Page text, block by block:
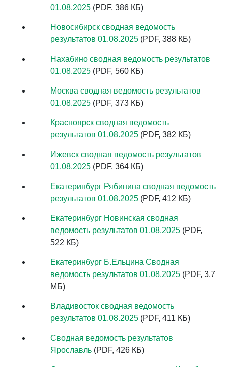
01.08.2025 (PDF, 386 КБ)
Новосибирск сводная ведомость
результатов 01.08.2025 (PDF, 388 КБ)
Нахабино сводная ведомость результатов
01.08.2025 (PDF, 560 КБ)
Москва сводная ведомость результатов
01.08.2025 (PDF, 373 КБ)
Красноярск сводная ведомость
результатов 01.08.2025 (PDF, 382 КБ)
Ижевск сводная ведомость результатов
01.08.2025 (PDF, 364 КБ)
Екатеринбург Рябинина сводная ведомость
результатов 01.08.2025 (PDF, 412 КБ)
Екатеринбург Новинская сводная
ведомость результатов 01.08.2025 (PDF,
522 КБ)
Екатеринбург Б.Ельцина Сводная
ведомость результатов 01.08.2025 (PDF, 3.7
МБ)
Владивосток сводная ведомость
результатов 01.08.2025 (PDF, 411 КБ)
Сводная ведомость результатов
Ярославль (PDF, 426 КБ)